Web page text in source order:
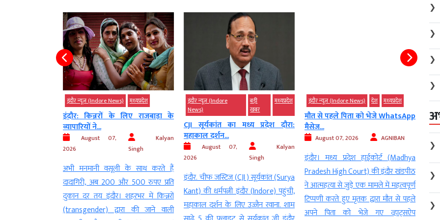
इंदौर न्यूज़ (Indore News) मध्‍यप्रदेश
इंदौर: किन्नरों के लिए राजबाड़ा के
व्यापारियों ने...
August 07,
2026
Kalyan
Singh
अभी मनमानी वसूली के साथ करते हैं
दादागिरी, अब 200 और 500 रुपए प्रति
दुकान दर तय इंदौर। शहरभर में किन्नरों
(transgender) द्वारा की जाने वाली
इंदौर न्यूज़ (Indore
News)
बड़ी
खबर
मध्‍यप्रदेश
CJI सूर्यकांत का मध्य प्रदेश दौरा:
महाकाल दर्शन...
August 07,
2026
Kalyan
Singh
इंदौर. चीफ जस्टिज (CJI ) सूर्यकांत (Surya
Kant) की धर्मपत्नी इंदौर (Indore) पहुंची,
महाकाल दर्शन के लिए उज्जैन रवाना. शाम
इंदौर न्यूज़ (Indore News) देश मध्‍यप्रदेश
मौत से पहले पिता को भेजे WhatsApp
मैसेज...
August 07, 2026 AGNIBAN
इंदौर। मध्य प्रदेश हाईकोर्ट (Madhya
Pradesh High Court) की इंदौर खंडपीठ
ने आत्महत्या से जुड़े एक मामले में महत्वपूर्ण
टिप्पणी करते हुए मृतक द्वारा मौत से पहले
अपने पिता को भेजे गए व्हाट्सऐप
2026
❯
❯
❯
❯
❯
❯
❯